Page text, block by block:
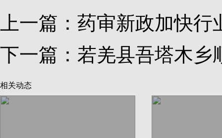
上一篇： 药审新政加快行
下一篇： 若羌县吾塔木乡
相关动态